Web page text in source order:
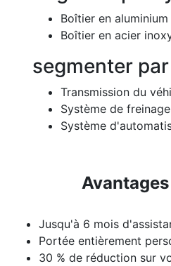
Boîtier en aluminium
Boîtier en acier
segmenter
Transmission du
Système de
Système
Jusqu'à 6 mois
Portée entièrement
30 % de réduction sur